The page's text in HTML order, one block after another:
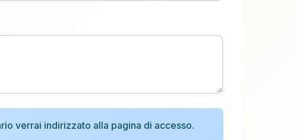
verrai indirizzato alla pagina di accesso.